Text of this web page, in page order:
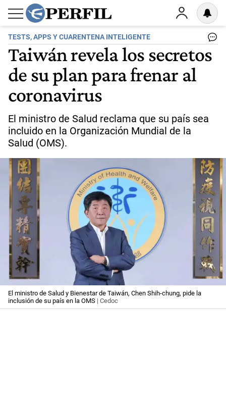
TESTS, APPS Y CUARENTENA INTELIGENTE
Taiwán revela los secretos
de su plan para frenar al
coronavirus
El ministro de Salud reclama que su país sea
incluido en la Organización Mundial de la
Salud (OMS).
El ministro de Salud y Bienestar de Taiwán, Chen Shih-chung, pide la
inclusión de su país en la OMS | Cedoc